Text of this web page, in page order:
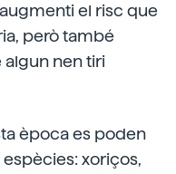
el risc que
però també
algun nen tiri
època es poden
xoriços,